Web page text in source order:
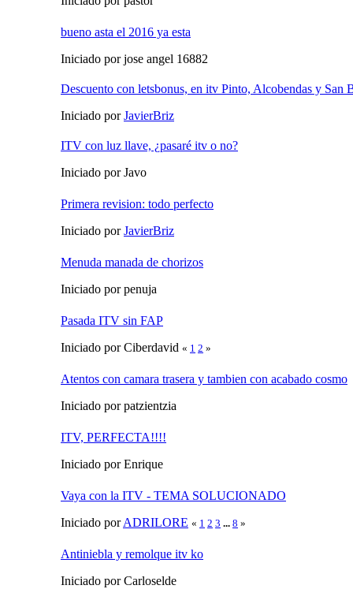
bueno asta el 2016 ya esta
Iniciado por jose angel 16882
Descuento con letsbonus, en itv Pinto, Alcobendas y San
Iniciado porJavierBriz
ITV con luz llave, ¿pasaré itv o no?
Iniciado por Javo
Primera revision: todo perfecto
Iniciado porJavierBriz
Menuda manada de chorizos
Iniciado por penuja
Pasada ITV sin FAP
Iniciado por Ciberdavid « 1 2 »
Atentos con camara trasera y tambien con acabado cosmo
Iniciado por patzientzia
ITV, PERFECTA!!!!
Iniciado por Enrique
Vaya con la ITV - TEMA SOLUCIONADO
Iniciado porADRILORE « 1 2 3 ... 8 »
Antiniebla y remolque itv ko
Iniciado por Carloselde